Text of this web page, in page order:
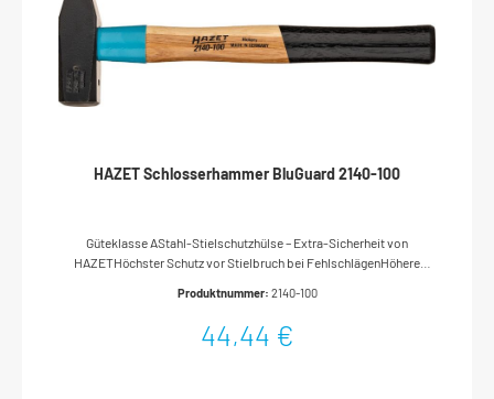
HAZET Schlosserhammer BluGuard 2140-100
Güteklasse AStahl-Stielschutzhülse – Extra-Sicherheit von
HAZETHöchster Schutz vor Stielbruch bei FehlschlägenHöhere
StabilisierungsbundHAZET Stahl-Stielschutzhülse garantiert
StielschutzhülseDIN 1041Made In GermanyAbmessungen / Länge:
Produktnummer: 2140-100
44,44 €